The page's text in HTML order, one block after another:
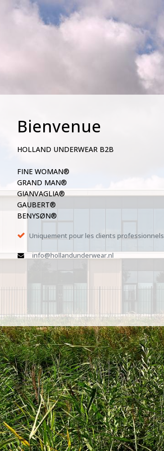
Bienvenue
HOLLAND UNDERWEAR B2B
FINE WOMAN®
GRAND MAN®
GIANVAGLIA®
GAUBERT®
BENYSØN®
Uniquement pour les clients professionnels
info@hollandunderwear.nl